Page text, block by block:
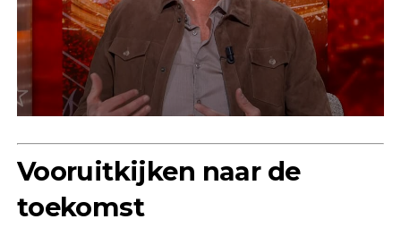
Vooruitkijken naar de
toekomst